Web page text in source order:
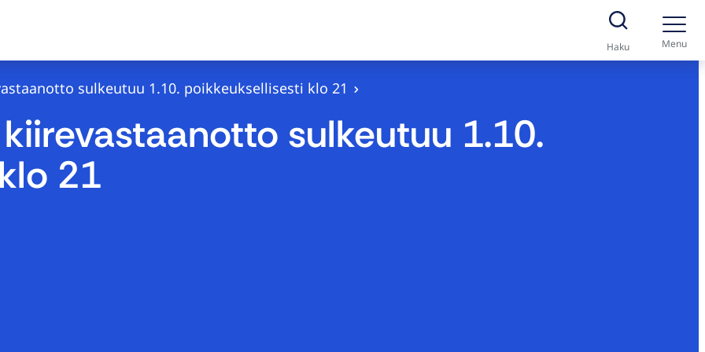
Haku Menu
sulkeutuu 1.10. poikkeuksellisesti klo 21
sulkeutuu 1.10.
21